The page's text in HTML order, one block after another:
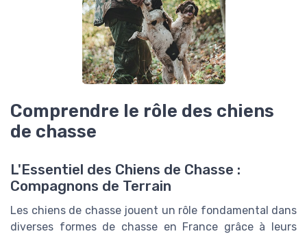
Comprendre le rôle des chiens
de chasse
L'Essentiel des Chiens de Chasse :
Compagnons de Terrain
Les chiens de chasse jouent un rôle fondamental dans
diverses formes de chasse en France grâce à leurs